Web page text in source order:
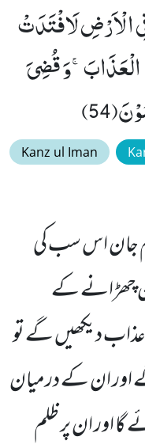
الْاَرْضِ لَافْتَدَتْ
الْعَذَابَۚ-وَ قُضِیَ
Kanz ul Iman
جان اس سب کی
چھڑانے کے
دیکھیں گے تو
اور ان کے درمیان
اور ان پر ظلم